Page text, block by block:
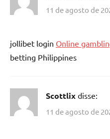
11 de agosto de
jollibet login Online
betting Philippines
Scottlix disse:
11 de agosto de